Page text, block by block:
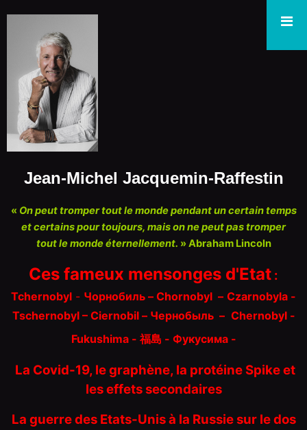
Jean-Michel Jacquemin-Raffestin
« On peut tromper tout le monde pendant un certain temps
et certains pour toujours, mais on ne peut pas tromper
tout le monde éternellement. » Abraham Lincoln
Ces fameux mensonges d'Etat :
Tchernobyl - Чорнобиль – Chornobyl – Czarnobyla -
Tschernobyl – Ciernobil – Чернобыль – Chernobyl -
Fukushima - 福島 - Фукусима -
La Covid-19, le graphène, la protéine Spike et
les effets secondaires
La guerre des Etats-Unis à la Russie sur le dos